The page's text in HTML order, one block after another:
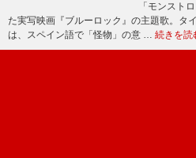
「モンスト
た実写映画『ブルーロック』の主題歌。タ
は、スペイン語で「怪物」の意 … 続きを読